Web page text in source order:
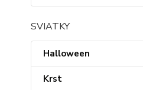
SVIATKY
Halloween
Krst